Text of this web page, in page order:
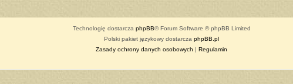
Technologię dostarcza phpBB® Forum Software © phpBB Limited
Polski pakiet językowy dostarcza phpBB.pl
Zasady ochrony danych osobowych | Regulamin